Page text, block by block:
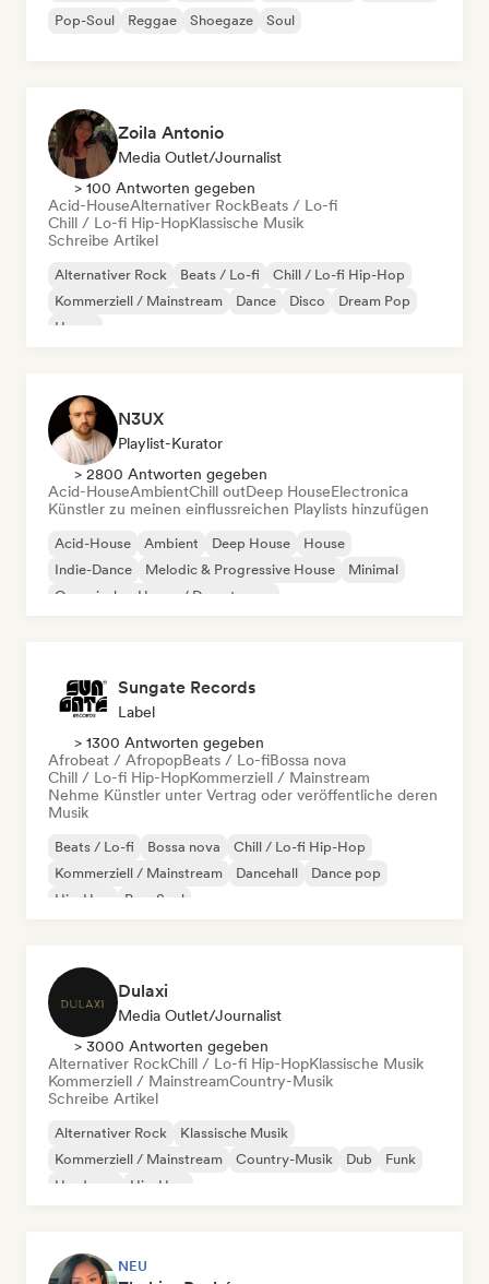
Pop-Soul
Reggae Shoegaze Soul
Zoila Antonio
Media Outlet/Journalist
> 100 Antworten gegeben
Acid-HouseAlternativer RockBeats / Lo-fi
Chill / Lo-fi Hip-HopKlassische Musik
Schreibe Artikel
Alternativer Rock Beats / Lo-fi
Chill / Lo-fi Hip-Hop
Kommerziell / Mainstream
Dance Disco
Dream Pop
House
N3UX
Playlist-Kurator
> 2800 Antworten gegeben
Acid-HouseAmbientChill outDeep HouseElectronica
Künstler zu meinen einflussreichen Playlists hinzufügen
Acid-House Ambient Deep House
House
Indie-Dance
Melodic & Progressive House
Minimal
Organischer House / Downtempo
Sungate Records
Label
> 1300 Antworten gegeben
Afrobeat / AfropopBeats / Lo-fiBossa nova
Chill / Lo-fi Hip-HopKommerziell / Mainstream
Nehme Künstler unter Vertrag oder veröffentliche deren
Musik
Beats / Lo-fi Bossa nova
Chill / Lo-fi Hip-Hop
Kommerziell / Mainstream
Dancehall
Dance pop
Hip-Hop
Pop-Soul
Dulaxi
Media Outlet/Journalist
> 3000 Antworten gegeben
Alternativer RockChill / Lo-fi Hip-HopKlassische Musik
Kommerziell / MainstreamCountry-Musik
Schreibe Artikel
Alternativer Rock
Klassische Musik
Kommerziell / Mainstream
Country-Musik Dub
Funk
Hardcore
Hip-Hop
NEU